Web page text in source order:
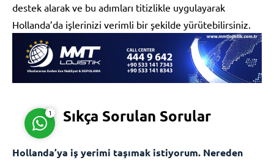
destek alarak ve bu adımları titizlikle uygulayarak
Hollanda’da işlerinizi verimli bir şekilde yürütebilirsiniz.
Sıkça Sorulan Sorular
Hollanda’ya iş yerimi taşımak istiyorum. Nereden
Cevap Yaz
1